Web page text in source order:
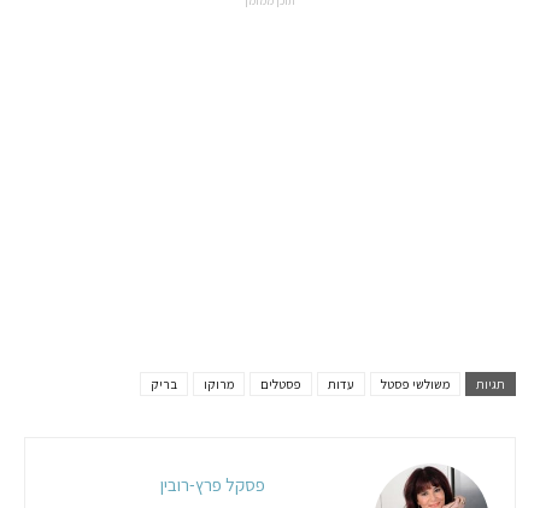
תגיות משולשי פסטל עדות פסטלים מרוקו בריק
פסקל פרץ-רובין